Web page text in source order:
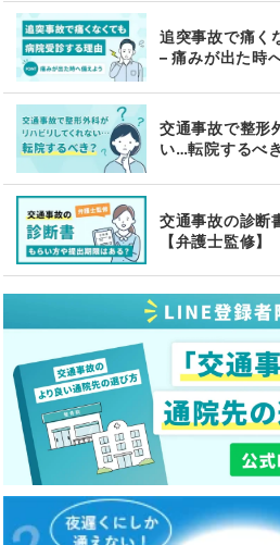
追突事故で痛く
– 痛みが出た時
交通事故で整形
い…転院するべ
交通事故の診断
【弁護士監修】